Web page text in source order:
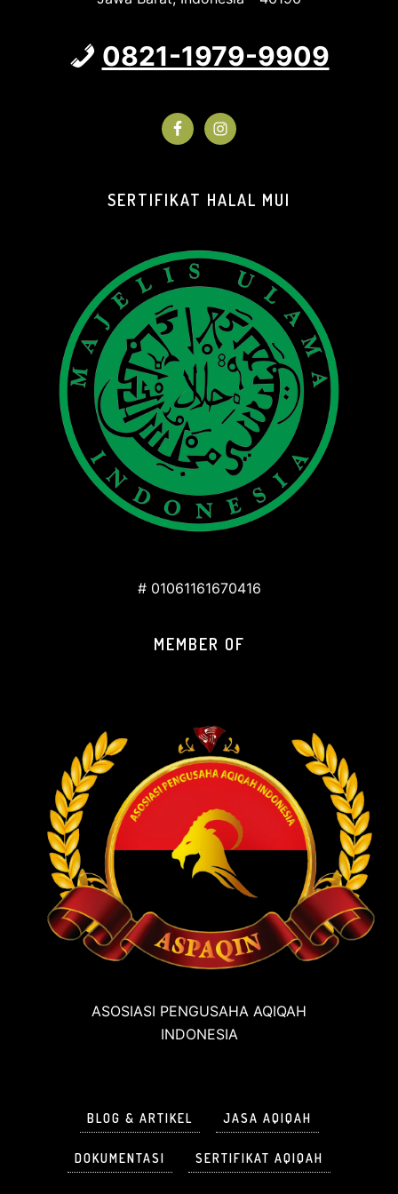
0821-1979-9909
SERTIFIKAT HALAL MUI
# 01061161670416
MEMBER OF
ASOSIASI PENGUSAHA AQIQAH
INDONESIA
BLOG & ARTIKEL JASA AQIQAH
DOKUMENTASI SERTIFIKAT AQIQAH